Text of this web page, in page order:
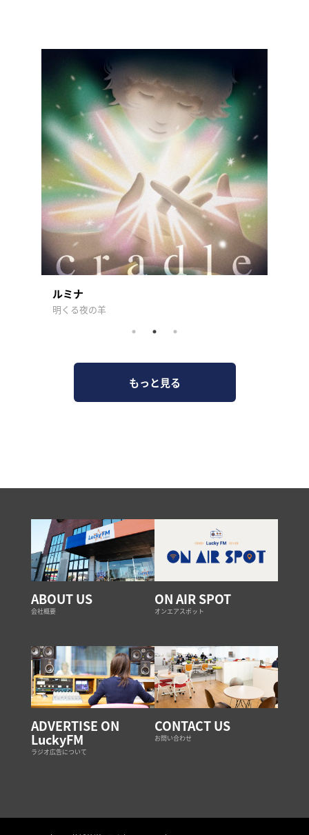
ルミナ
明くる夜の羊
もっと見る
ABOUT US
会社概要
ON AIR SPOT
オンエアスポット
ADVERTISE ON
LuckyFM
ラジオ広告について
CONTACT US
お問い合わせ